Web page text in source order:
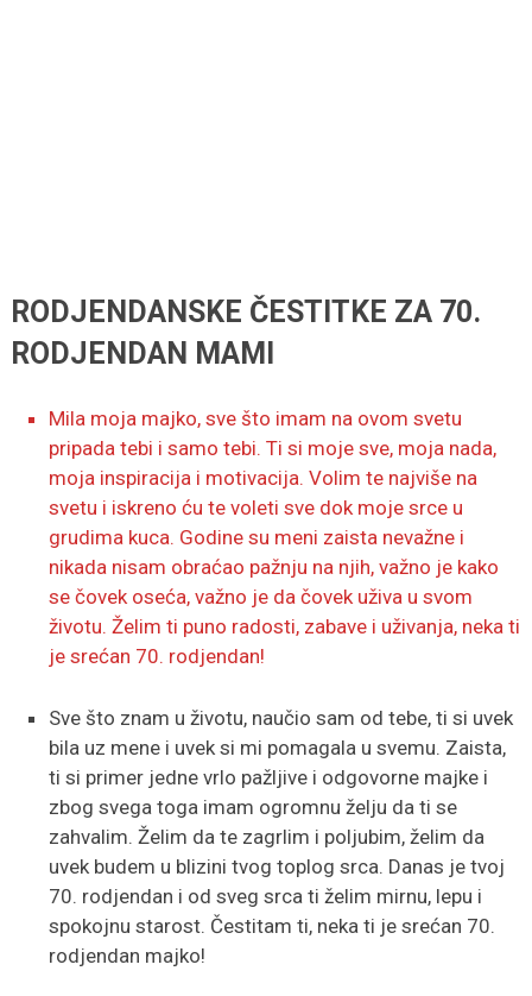
RODJENDANSKE ČESTITKE ZA 70.
RODJENDAN MAMI
Mila moja majko, sve što imam na ovom svetu
pripada tebi i samo tebi. Ti si moje sve, moja nada,
moja inspiracija i motivacija. Volim te najviše na
svetu i iskreno ću te voleti sve dok moje srce u
grudima kuca. Godine su meni zaista nevažne i
nikada nisam obraćao pažnju na njih, važno je kako
se čovek oseća, važno je da čovek uživa u svom
životu. Želim ti puno radosti, zabave i uživanja, neka ti
je srećan 70. rodjendan!
Sve što znam u životu, naučio sam od tebe, ti si uvek
bila uz mene i uvek si mi pomagala u svemu. Zaista,
ti si primer jedne vrlo pažljive i odgovorne majke i
zbog svega toga imam ogromnu želju da ti se
zahvalim. Želim da te zagrlim i poljubim, želim da
uvek budem u blizini tvog toplog srca. Danas je tvoj
70. rodjendan i od sveg srca ti želim mirnu, lepu i
spokojnu starost. Čestitam ti, neka ti je srećan 70.
rodjendan majko!